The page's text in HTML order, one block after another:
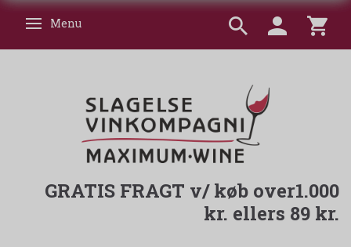
Skifte navigation
Menu
GRATIS FRAGT v/ køb over1.000
kr. ellers 89 kr.